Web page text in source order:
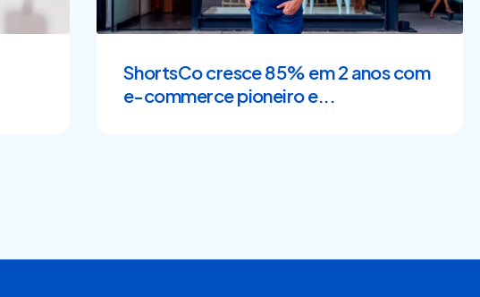
ShortsCo cresce 85% em 2 anos com
e-commerce pioneiro e...